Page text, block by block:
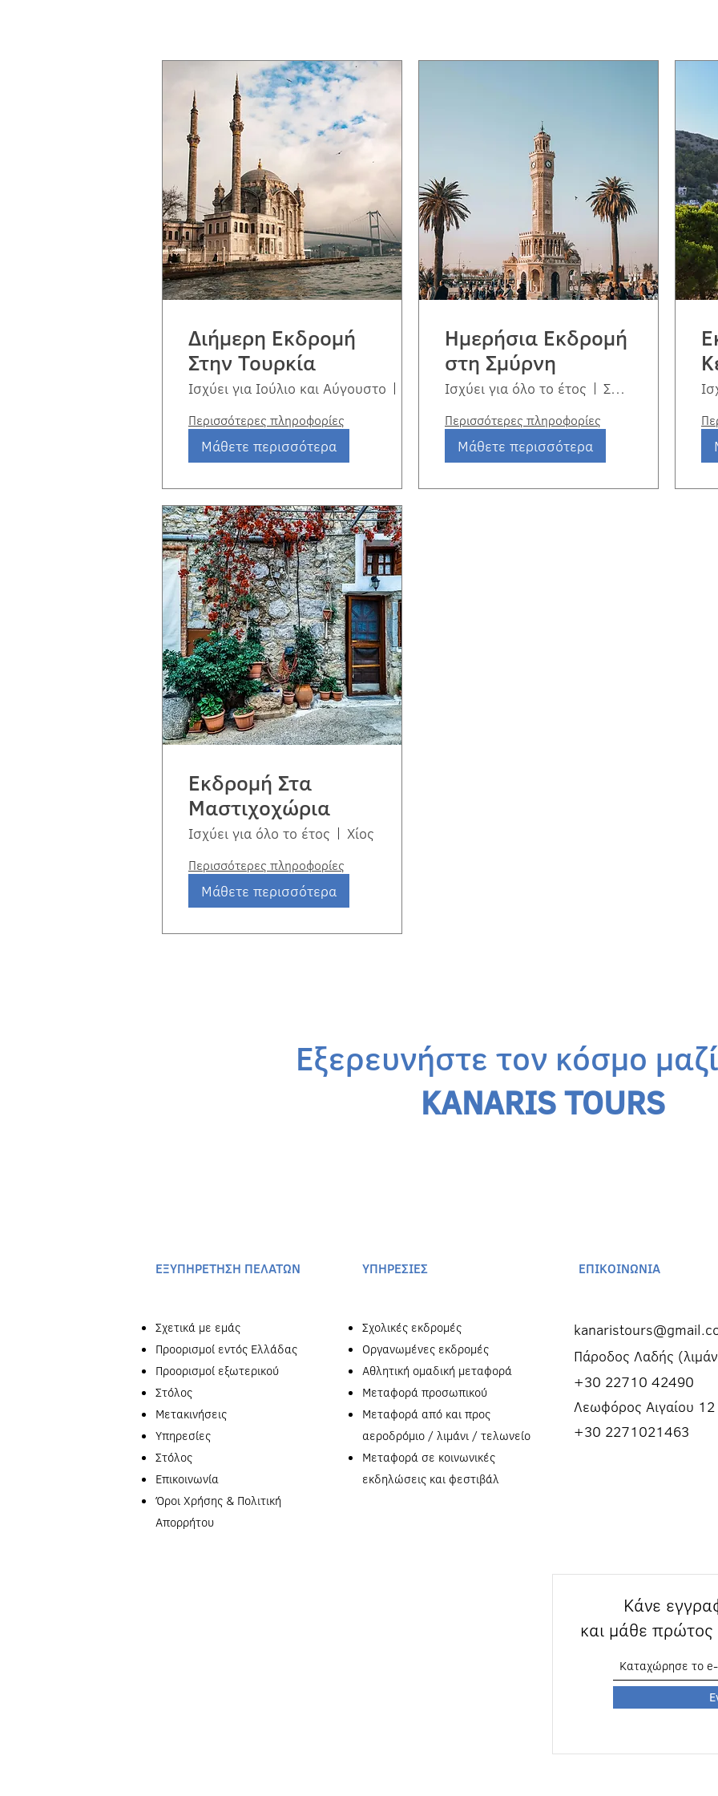
Διήμερη Εκδρομή
Στην Τουρκία
Ισχύει για Ιούλιο και Αύγουστο Σμύρνη
Περισσότερες πληροφορίες
Μάθετε περισσότερα
Ημερήσια Εκδρομή
στη Σμύρνη
Ισχύει για όλο το έτος Σμύρνη
Περισσότερες πληροφορίες
Μάθετε περισσότερα
Εκδρομή Στα
Μαστιχοχώρια
Ισχύει για όλο το έτος Χίος
Περισσότερες πληροφορίες
Μάθετε περισσότερα
Εξερευνήστε τον κόσμο
KANARIS TOURS
EΞΥΠΗΡΕΤΗΣΗ ΠΕΛΑΤΩΝ
Σχετικά με εμάς
Προορισμοί εντός Ελλάδας
Προορισμοί εξωτερικού
Στόλος
Μετακινήσεις
Υπηρεσίες
Στόλος
Επικοινωνία
Όροι Χρήσης & Πολιτική
Απορρήτου
ΥΠΗΡΕΣΙΕΣ
Σχολικές εκδρομές
Οργανωμένες εκδρομές
Αθλητική ομαδική μεταφορά
Μεταφορά προσωπικού
Μεταφορά από και προς
αεροδρόμιο / λιμάνι / τελωνείο
Μεταφορά σε κοινωνικές
εκδηλώσεις και φεστιβάλ
ΕΠΙΚΟΙΝΩΝΙΑ
Πάροδος Λαδής
+30 22710 42490
Λεωφόρος Αιγαίου 12
+30 2271021463
Κάνε
και μάθε πρώτος